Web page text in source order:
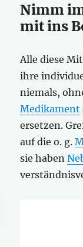
Nimm
mit ins
Alle diese
ihre
niemals,
Medikament
ersetzen.
auf die o. g.
sie haben